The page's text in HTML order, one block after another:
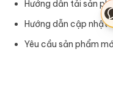
Hướng dẫn tải sản
Hướng dẫn cập nhật
Yêu cầu sản phẩm